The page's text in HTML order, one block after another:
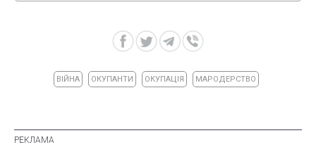
ВІЙНА ОКУПАНТИ ОКУПАЦІЯ МАРОДЕРСТВО